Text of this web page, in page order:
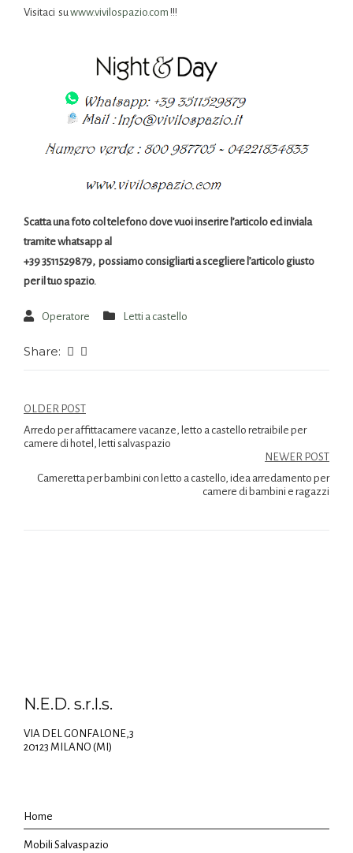
Visitaci suwww.vivilospazio.com !!!
Scatta una foto col telefono dove vuoi inserire l’articolo ed inviala
tramite whatsapp al
+39 3511529879, possiamo consigliarti a scegliere l’articolo giusto
per il tuo spazio.
Operatore Letti a castello
Share:
OLDER POST
Arredo per affittacamere vacanze, letto a castello retraibile per
camere di hotel, letti salvaspazio
NEWER POST
Cameretta per bambini con letto a castello, idea arredamento per
camere di bambini e ragazzi
N.E.D. s.r.l.s.
VIA DEL GONFALONE,3
20123 MILANO (MI)
Home
Mobili Salvaspazio